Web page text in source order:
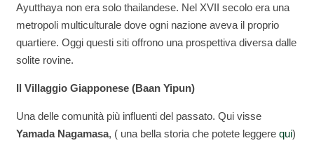
Ayutthaya non era solo thailandese. Nel XVII secolo era una
metropoli multiculturale dove ogni nazione aveva il proprio
quartiere. Oggi questi siti offrono una prospettiva diversa dalle
solite rovine.
Il Villaggio Giapponese (Baan Yipun)
Una delle comunità più influenti del passato. Qui visse
Yamada Nagamasa, ( una bella storia che potete leggere qui)